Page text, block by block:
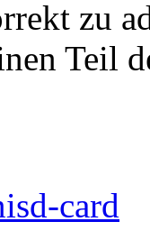
zu
Teil
card